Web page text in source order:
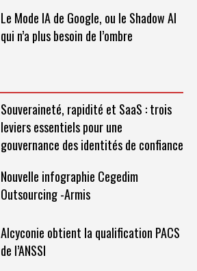
Le Mode IA de Google, ou le Shadow AI
qui n’a plus besoin de l’ombre
Souveraineté, rapidité et SaaS : trois
leviers essentiels pour une
gouvernance des identités de confiance
Nouvelle infographie Cegedim
Outsourcing -Armis
Alcyconie obtient la qualification PACS
de l’ANSSI